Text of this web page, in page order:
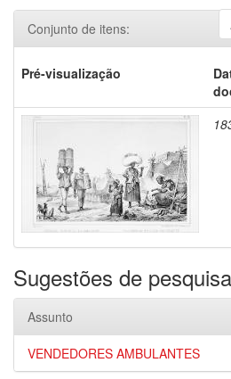
Conjunto de itens:
Pré-visualização
Sugestões de pesquisa
Assunto
VENDEDORES AMBULANTES